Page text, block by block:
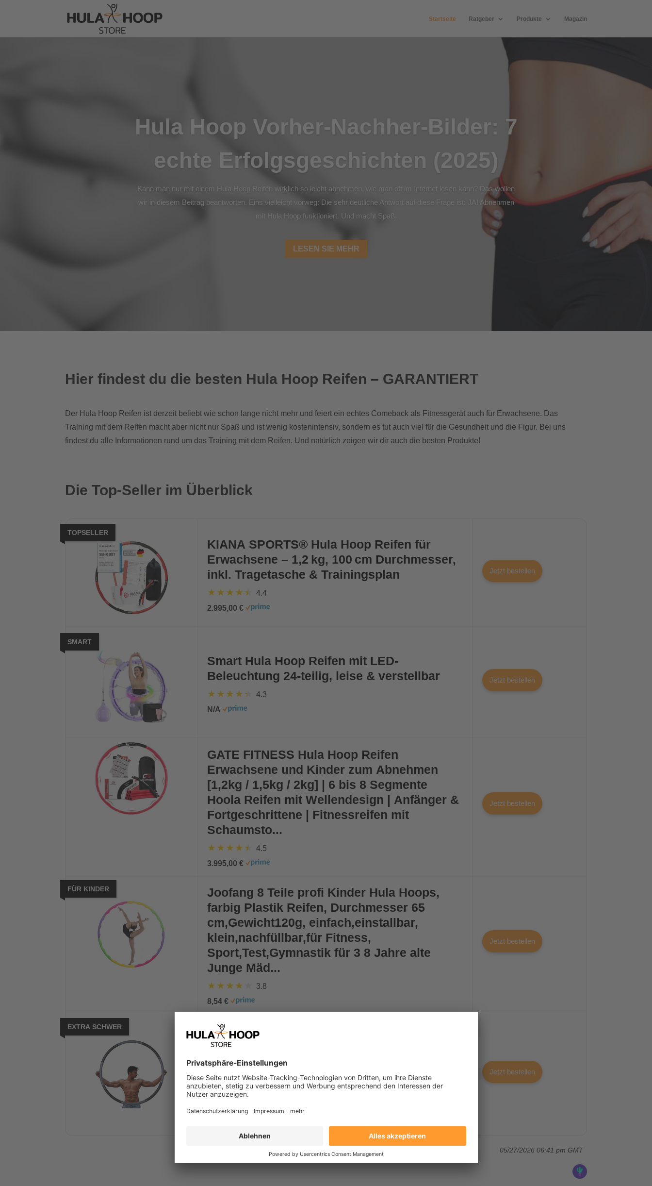
Startseite Ratgeber Produkte Magazin
Hula Hoop Vorher-Nachher-Bilder: 7
echte Erfolgsgeschichten (2025)
Kann man nur mit einem Hula Hoop Reifen wirklich so leicht abnehmen, wie man oft im Internet lesen kann? Das wollen
wir in diesem Beitrag beantworten. Eins vielleicht vorweg: Die sehr deutliche Antwort auf diese Frage ist: JA! Abnehmen
mit Hula Hoop funktioniert. Und macht Spaß.
LESEN SIE MEHR
Hier findest du die besten Hula Hoop Reifen – GARANTIERT
Der Hula Hoop Reifen ist derzeit beliebt wie schon lange nicht mehr und feiert ein echtes Comeback als Fitnessgerät auch für Erwachsene. Das
Training mit dem Reifen macht aber nicht nur Spaß und ist wenig kostenintensiv, sondern es tut auch viel für die Gesundheit und die Figur. Bei uns
findest du alle Informationen rund um das Training mit dem Reifen. Und natürlich zeigen wir dir auch die besten Produkte!
Die Top-Seller im Überblick
TOPSELLER
KIANA SPORTS® Hula Hoop Reifen für
Erwachsene – 1,2 kg, 100 cm Durchmesser,
inkl. Tragetasche & Trainingsplan
4.4
2.995,00 €
Jetzt bestellen
SMART
Smart Hula Hoop Reifen mit LED-
Beleuchtung 24-teilig, leise & verstellbar
4.3
N/A
Jetzt bestellen
GATE FITNESS Hula Hoop Reifen
Erwachsene und Kinder zum Abnehmen
[1,2kg / 1,5kg / 2kg] | 6 bis 8 Segmente
Hoola Reifen mit Wellendesign | Anfänger &
Fortgeschrittene | Fitnessreifen mit
Schaumsto...
4.5
3.995,00 €
Jetzt bestellen
FÜR KINDER
Joofang 8 Teile profi Kinder Hula Hoops,
farbig Plastik Reifen, Durchmesser 65
cm,Gewicht120g, einfach,einstallbar,
klein,nachfüllbar,für Fitness,
Sport,Test,Gymnastik für 3 8 Jahre alte
Junge Mäd...
3.8
8,54 €
Jetzt bestellen
EXTRA SCHWER
joofang 8 Teile einstellbar 2,3kg Hula Hoop
Reifen Erwachsene 100cm,schweres
Gewicht,abnehmen Bauchtrainer
Fitnesstraining,Weighted Fitnessreifen zur
Gewichtsreduktion(Schwarz und grau
4.5
Jetzt bestellen
05/27/2026 06:41 pm GMT